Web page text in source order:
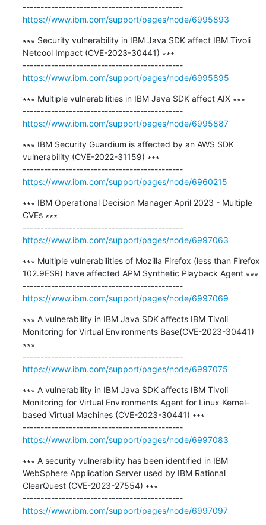
---------------------------------------------
https://www.ibm.com/support/pages/node/6995893
∗∗∗ Security vulnerability in IBM Java SDK affect IBM Tivoli
Netcool Impact (CVE-2023-30441) ∗∗∗
---------------------------------------------
https://www.ibm.com/support/pages/node/6995895
∗∗∗ Multiple vulnerabilities in IBM Java SDK affect AIX ∗∗∗
---------------------------------------------
https://www.ibm.com/support/pages/node/6995887
∗∗∗ IBM Security Guardium is affected by an AWS SDK
vulnerability (CVE-2022-31159) ∗∗∗
---------------------------------------------
https://www.ibm.com/support/pages/node/6960215
∗∗∗ IBM Operational Decision Manager April 2023 - Multiple
CVEs ∗∗∗
---------------------------------------------
https://www.ibm.com/support/pages/node/6997063
∗∗∗ Multiple vulnerabilities of Mozilla Firefox (less than Firefox
102.9ESR) have affected APM Synthetic Playback Agent ∗∗∗
---------------------------------------------
https://www.ibm.com/support/pages/node/6997069
∗∗∗ A vulnerability in IBM Java SDK affects IBM Tivoli
Monitoring for Virtual Environments Base(CVE-2023-30441)
∗∗∗
---------------------------------------------
https://www.ibm.com/support/pages/node/6997075
∗∗∗ A vulnerability in IBM Java SDK affects IBM Tivoli
Monitoring for Virtual Environments Agent for Linux Kernel-
based Virtual Machines (CVE-2023-30441) ∗∗∗
---------------------------------------------
https://www.ibm.com/support/pages/node/6997083
∗∗∗ A security vulnerability has been identified in IBM
WebSphere Application Server used by IBM Rational
ClearQuest (CVE-2023-27554) ∗∗∗
---------------------------------------------
https://www.ibm.com/support/pages/node/6997097